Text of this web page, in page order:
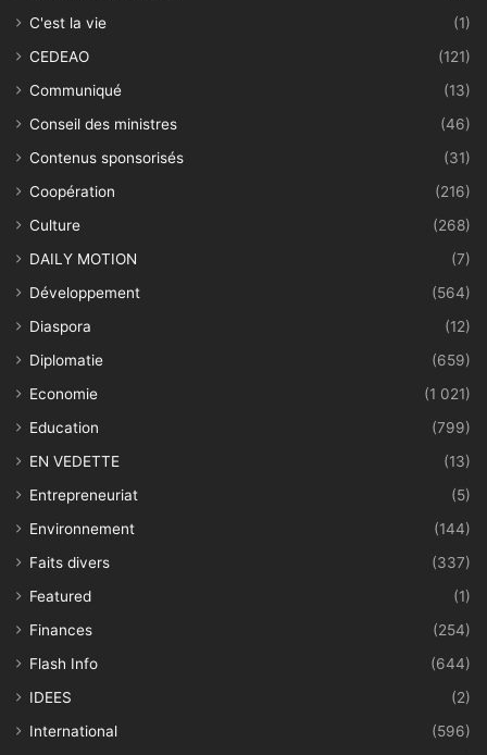
C'est la vie
(1)
CEDEAO
(121)
Communiqué
(13)
Conseil des ministres
(46)
Contenus sponsorisés
(31)
Coopération
(216)
Culture
(268)
DAILY MOTION
(7)
Développement
(564)
Diaspora
(12)
Diplomatie
(659)
Economie
(1 021)
Education
(799)
EN VEDETTE
(13)
Entrepreneuriat
(5)
Environnement
(144)
Faits divers
(337)
Featured
(1)
Finances
(254)
Flash Info
(644)
IDEES
(2)
International
(596)